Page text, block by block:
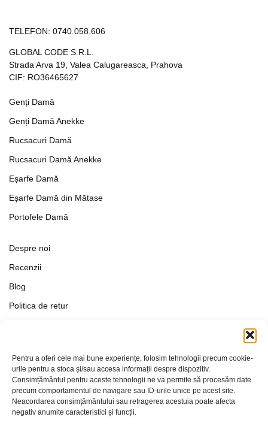
Pentru a oferi cele mai bune experiențe, folosim tehnologii precum cookie-
urile pentru a stoca și/sau accesa informații despre dispozitiv.
Consimțământul pentru aceste tehnologii ne va permite să procesăm date
precum comportamentul de navigare sau ID-urile unice pe acest site.
Neacordarea consimțământului sau retragerea acestuia poate afecta
negativ anumite caracteristici și funcții.
TELEFON: 0740.058.606
GLOBAL CODE S.R.L.
Strada Arva 19, Valea Calugareasca, Prahova
CIF: RO36465627
Genți Damă
Genți Damă Anekke
Rucsacuri Damă
Rucsacuri Damă Anekke
Eșarfe Damă
Eșarfe Damă din Mătase
Portofele Damă
Despre noi
Recenzii
Blog
Politica de retur
Politica de Confidențialitate
Politica de cookies
Setări Cookie-uri
Contact